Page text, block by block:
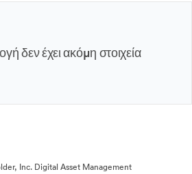
δεν έχει ακόμη στοιχεία
Inc. Digital Asset Management